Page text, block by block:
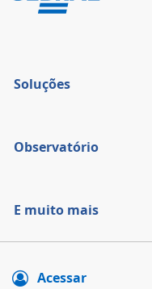
Soluções
Observatório
E muito mais
Acessar